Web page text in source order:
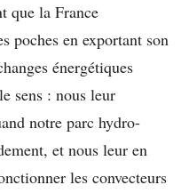
que la France
poches en exportant son
énergétiques
sens : nous leur
notre parc hydro-
et nous leur en
les convecteurs